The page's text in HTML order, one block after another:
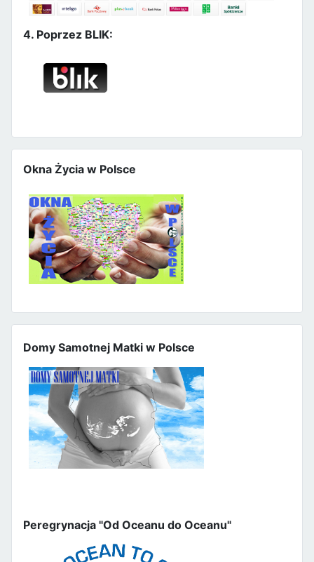
4. Poprzez BLIK:
Okna Życia w Polsce
Domy Samotnej Matki w Polsce
Peregrynacja "Od Oceanu do Oceanu"